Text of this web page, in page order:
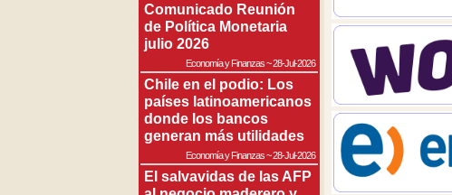
Comunicado Reunión
de Política Monetaria
julio 2026
Economía y Finanzas~28-Jul-2026
Chile en el podio: Los
países latinoamericanos
donde los bancos
generan más utilidades
Economía y Finanzas~28-Jul-2026
El salvavidas de las AFP